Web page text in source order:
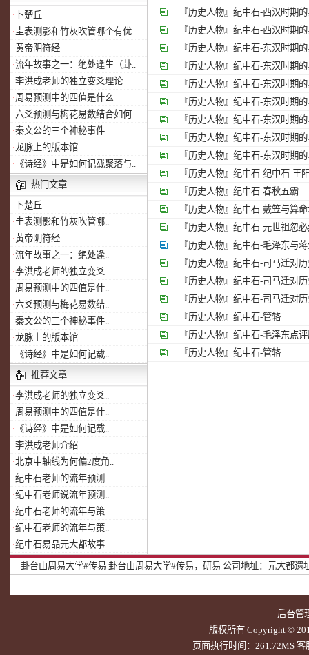
· 卜楚丘
·圭表测影和竹灰吹管哪个有优..
·黄帝阴符经
·流年故事之一：绝处逢生（卦..
·李洪成老师的独立变爻理论
·周易预测中的四值是什么
·六爻预测与梅花易数结合如何..
·秦文公的三个神秘事件
·龙脉上的版本馆
· 《诗经》中是如何记载聚落与..
热门文章
· 卜楚丘
·圭表测影和竹灰吹管哪..
·黄帝阴符经
·流年故事之一：绝处逢..
·李洪成老师的独立变爻..
·周易预测中的四值是什..
·六爻预测与梅花易数结..
·秦文公的三个神秘事件..
·龙脉上的版本馆
· 《诗经》中是如何记载..
推荐文章
·李洪成老师的独立变爻..
·周易预测中的四值是什..
· 《诗经》中是如何记载..
·李洪成老师介绍
·北京中轴线为何偏2度角..
·纪中石老师的流年预测..
·纪中石老师说流年预测..
·纪中石老师的流年与策..
·纪中石老师的流年与策..
·纪中石易品元大都故事..
『历史人物』 纪中石-西汉时期
『历史人物』 纪中石-西汉时期
『历史人物』 纪中石-东汉时期
『历史人物』 纪中石-东汉时期
『历史人物』 纪中石-东汉时期
『历史人物』 纪中石-东汉时期
『历史人物』 纪中石-东汉时期
『历史人物』 纪中石-东汉时期
『历史人物』 纪中石-东汉时期
『历史人物』 纪中石-纪中石-王
『历史人物』 纪中石-春秋五霸
『历史人物』 纪中石-戴笠与算
『历史人物』 纪中石-元世祖忽
『历史人物』 纪中石-毛泽东与
『历史人物』 纪中石-司马迁对
『历史人物』 纪中石-司马迁对
『历史人物』 纪中石-司马迁对
『历史人物』 纪中石-管辂
『历史人物』 纪中石-毛泽东点
『历史人物』 纪中石-管辂
卦台山周易大学#传易 卦台山周易大学#传易，研易 公司地址：元大都遗
后台管
版权所有 Copyright ©
页面执行时间：261.72MS